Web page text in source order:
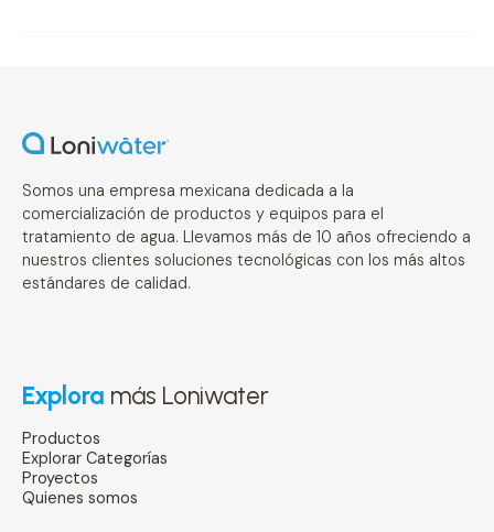
Somos una empresa mexicana dedicada a la
comercialización de productos y equipos para el
tratamiento de agua. Llevamos más de 10 años ofreciendo a
nuestros clientes soluciones tecnológicas con los más altos
estándares de calidad.
Explora más Loniwater
Productos
Explorar Categorías
Proyectos
Quienes somos